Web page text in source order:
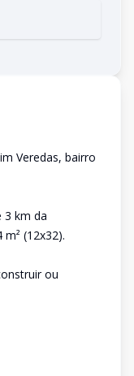
Veredas, bairro
3 km da
(12x32).
ou